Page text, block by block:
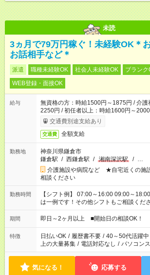
未読
3ヵ月で79万円稼ぐ！未経験OK＊
お話相手など＊
派遣 職種未経験OK 社会人未経験OK
ブランク
WEB登録・面接OK
給与
無資格の方：時給1500円～1875円 / 介護
2250円 / 初任者以上：時給1600円～
交通費別途支給あり
交通費 全額支給
勤務地
神奈川県鎌倉市
鎌倉駅 / 西鎌倉駅 / 湘南深沢駅 / …
介護施設や病院など ★自宅近くの施
相談ください
勤務時間
【シフト例】 07:00～16:00 09:00～18:00
は一例です！その他シフトもご相談くだ
期間 即日～2ヶ月以上 ■開始日の相談OK！
特徴 日払いOK / 履歴書不要 / 40～50代活躍中
上の大量募集 / 電話対応なし / パソコン
気になる！ 応募する